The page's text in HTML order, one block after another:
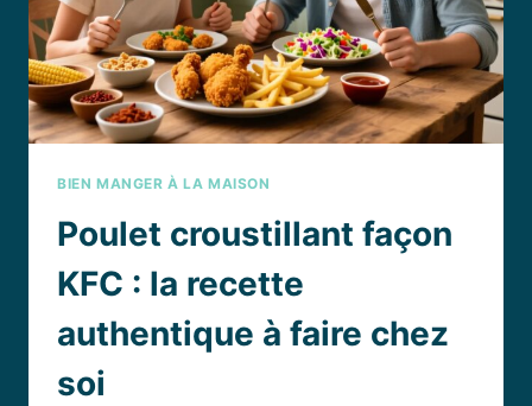
BIEN MANGER À LA MAISON
Poulet croustillant façon
KFC : la recette
authentique à faire chez
soi